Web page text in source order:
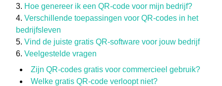
Hoe genereer ik een QR-code voor mijn bedrijf?
Verschillende toepassingen voor QR-codes in het
bedrijfsleven
Vind de juiste gratis QR-software voor jouw bedrijf
Veelgestelde vragen
Zijn QR-codes gratis voor commercieel gebruik?
Welke gratis QR-code verloopt niet?